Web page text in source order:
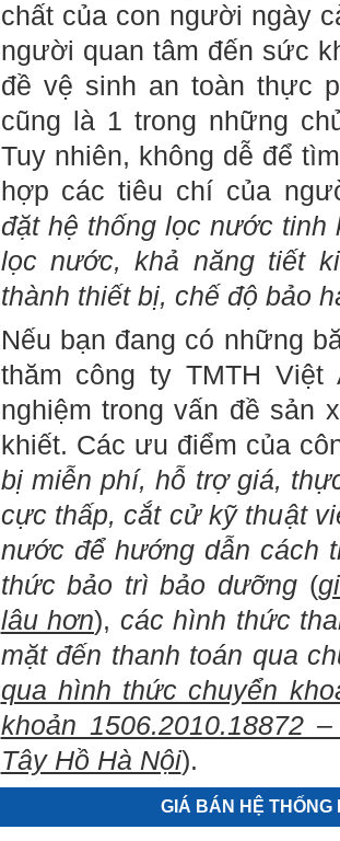
chất của con người ngày
người quan tâm đến sức
đề vệ sinh an toàn thực
cũng là 1 trong những
Tuy nhiên, không dễ để
hợp các tiêu chí của
đặt hệ thống lọc nước tinh
lọc nước, khả năng tiết
thành thiết bị, chế độ bảo
Nếu bạn đang có những
thăm công ty TMTH
nghiệm trong vấn đề sản
khiết. Các ưu điểm của
bị miễn phí, hỗ trợ giá,
cực thấp, cắt cử kỹ thuật
nước để hướng dẫn cách
thức bảo trì bảo dưỡng (
lâu hơn), các hình thức
mặt đến thanh toán qua
qua hình thức chuyển
khoản 1506.2010.18872
Tây Hồ Hà Nội).
GIÁ BÁN HỆ